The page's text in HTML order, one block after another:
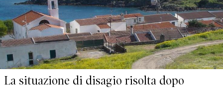
La situazione di disagio risolta dopo